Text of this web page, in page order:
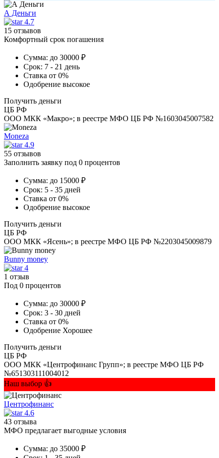
А Деньги
4.7
15 отзывов
Комфортный срок погашения
Сумма: до 30000 ₽
Срок: 7 - 21 день
Ставка от 0%
Одобрение высокое
Получить деньги
ЦБ РФ
ООО МКК «Макро»; в реестре МФО ЦБ РФ №1603045007582
Moneza
4.9
55 отзывов
Заполнить заявку под 0 процентов
Сумма: до 15000 ₽
Срок: 5 - 35 дней
Ставка от 0%
Одобрение высокое
Получить деньги
ЦБ РФ
ООО МКК «Ясень»; в реестре МФО ЦБ РФ №2203045009879
Bunny money
4
1 отзыв
Под 0 процентов
Сумма: до 30000 ₽
Срок: 3 - 30 дней
Ставка от 0%
Одобрение Хорошее
Получить деньги
ЦБ РФ
ООО МКК «Центрофинанс Групп»; в реестре МФО ЦБ РФ
№651303111004012
Наш выбор 👍
Центрофинанс
4.6
43 отзыва
МФО предлагает выгодные условия
Сумма: до 35000 ₽